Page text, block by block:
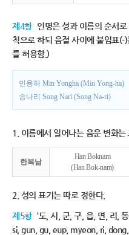
제4항 인명은 성과 이름의 순서
칙으로 하되 음절 사이에 붙임표(-
를 허용함.)
민용하 Min Yongha (Min Yong-ha)
송나리 Song Nari (Song Na-ri)
1. 이름에서 일어나는 음운 변화는
한복남
Han Boknam
(Han Bok-nam)
2. 성의 표기는 따로 정한다.
제5항 ‘도, 시, 군, 구, 읍, 면, 리, 동
si, gun, gu, eup, myeon, ri, dong,